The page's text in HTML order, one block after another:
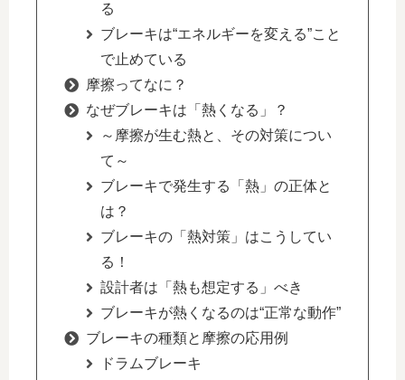
る
ブレーキは“エネルギーを変える”こと
で止めている
摩擦ってなに？
なぜブレーキは「熱くなる」？
～摩擦が生む熱と、その対策につい
て～
ブレーキで発生する「熱」の正体と
は？
ブレーキの「熱対策」はこうしてい
る！
設計者は「熱も想定する」べき
ブレーキが熱くなるのは“正常な動作”
ブレーキの種類と摩擦の応用例
ドラムブレーキ